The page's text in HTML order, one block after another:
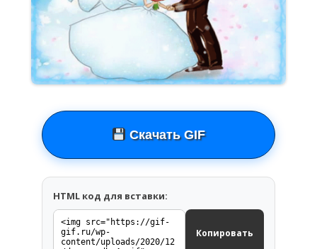
Скачать GIF
HTML код для вставки:
Копировать